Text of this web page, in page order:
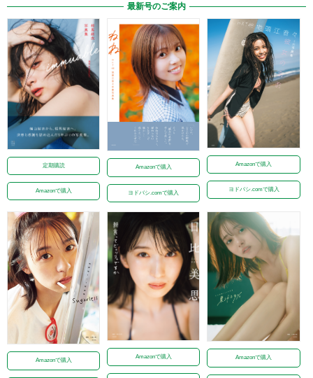
最新号のご案内
定期購読
Amazonで購入
Amazonで購入
ヨドバシ.comで購入
Amazonで購入
ヨドバシ.comで購入
Amazonで購入
Amazonで購入 Amazonで購入